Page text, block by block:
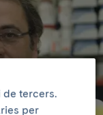
tercers.
per